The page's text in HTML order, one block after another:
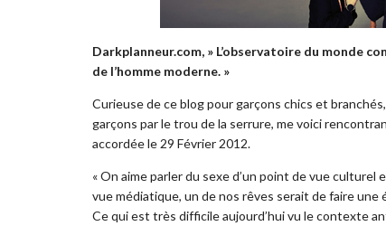
Darkplanneur.com, » L’observatoire du monde
de l’homme moderne. »
Curieuse de ce blog pour garçons chics et
garçons par le trou de la serrure, me voici
accordée le 29 Février 2012.
« On aime parler du sexe d’un point de vue
vue médiatique, un de nos rêves serait de faire une
Ce qui est très difficile aujourd’hui vu le contexte